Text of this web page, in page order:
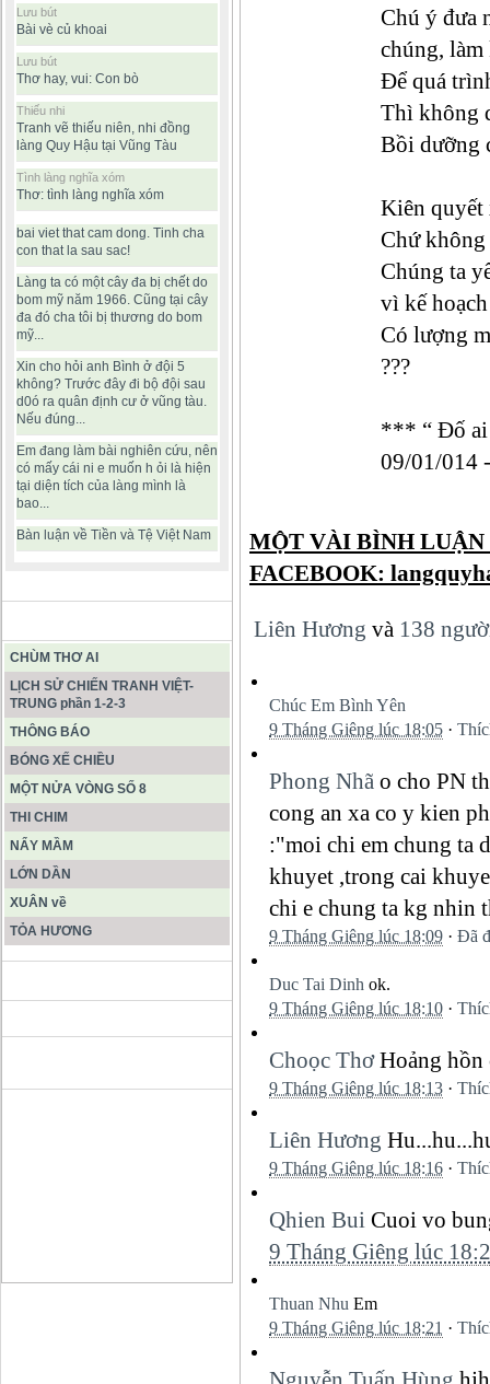
Lưu bút
Bài vè củ khoai
Lưu bút
Thơ hay, vui: Con bò
Thiếu nhi
Tranh vẽ thiếu niên, nhi đồng
làng Quy Hậu tại Vũng Tàu
Tình làng nghĩa xóm
Thơ: tình làng nghĩa xóm
bai viet that cam dong. Tinh cha
con that la sau sac!
Làng ta có một cây đa bị chết do
bom mỹ năm 1966. Cũng tại cây
đa đó cha tôi bị thương do bom
mỹ...
Xin cho hỏi anh Bình ở đội 5
không? Trước đây đi bộ đội sau
d0ó ra quân định cư ở vũng tàu.
Nếu đúng...
Em đang làm bài nghiên cứu, nên
có mấy cái ni e muốn h ỏi là hiện
tại diện tích của làng mình là
bao...
Bàn luận về Tiền và Tệ Việt Nam
CHÙM THƠ AI
LỊCH SỬ CHIẾN TRANH VIỆT-
TRUNG phần 1-2-3
THÔNG BÁO
BÓNG XẾ CHIỀU
MỘT NỬA VÒNG SỐ 8
THI CHIM
NẨY MẦM
LỚN DẦN
XUÂN về
TỎA HƯƠNG
Chú ý đưa
chúng,
Để quá
Thì không
Bồi dưỡng
Kiên
Chứ
Chúng ta
vì kế
Có lượng
???
*** “ Đố ai
09/01/014
MỘT VÀI BÌNH
FACEBOOK:
Liên Hương và 138
Chúc Em Bình Yên
9 Tháng Giêng lúc 18:05 ·
Phong Nhã o cho PN
cong an xa co y kien
:"moi chi em chung ta
khuyet ,trong cai
chi e chung ta kg nhin
9 Tháng Giêng lúc 18:09 · Đã
Duc Tai Dinh ok.
9 Tháng Giêng lúc 18:10 ·
Choọc Thơ Hoảng
9 Tháng Giêng lúc 18:13 ·
Liên Hương
9 Tháng Giêng lúc 18:16 ·
Qhien Bui Cuoi vo
9 Tháng Giêng lúc
Thuan Nhu Em
9 Tháng Giêng lúc 18:21 ·